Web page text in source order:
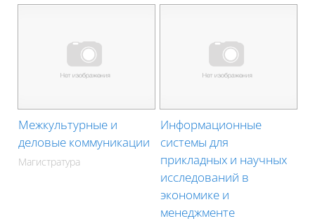
Межкультурные и
деловые коммуникации
Магистратура
Информационные
системы для
прикладных и научных
исследований в
экономике и
менеджменте